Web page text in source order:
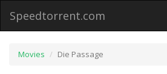
Speedtorrent.com
Movies Die Passage